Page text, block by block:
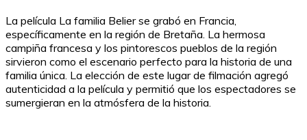
La película La familia Belier se grabó en Francia,
específicamente en la región de Bretaña. La hermosa
campiña francesa y los pintorescos pueblos de la región
sirvieron como el escenario perfecto para la historia de una
familia única. La elección de este lugar de filmación agregó
autenticidad a la película y permitió que los espectadores se
sumergieran en la atmósfera de la historia.